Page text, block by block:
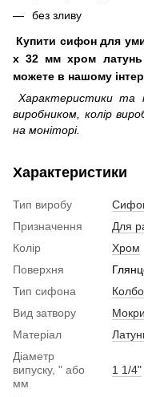
без зливу
Купити cифон для
x 32 мм хром латунь
можете в нашому
Характеристики та
виробником, колір
на моніторі.
Характеристики
Тип виробу
Призначення
Для
Колір
Хром
Поверхня
Тип сифона
Вид затвору
Матеріал
Діаметр
випуску, " або
мм
1 1/4"